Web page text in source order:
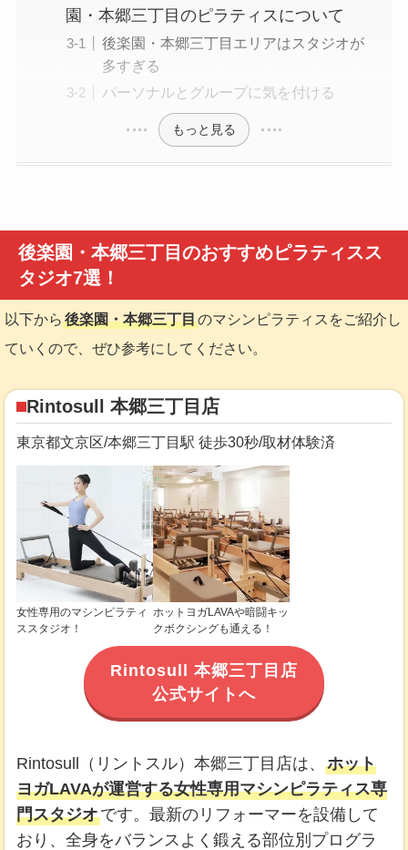
園・本郷三丁目のピラティスについて
後楽園・本郷三丁目エリアはスタジオが
多すぎる
パーソナルとグループに気を付ける
もっと見る
後楽園・本郷三丁目のおすすめピラティスス
タジオ7選！
以下から 後楽園・本郷三丁目のマシンピラティスをご紹介し
ていくので、ぜひ参考にしてください。
Rintosull 本郷三丁目店
東京都文京区/本郷三丁目駅 徒歩30秒/取材体験済
女性専用のマシンピラティ
ススタジオ！
ホットヨガLAVAや暗闘キッ
クボクシングも通える！
Rintosull 本郷三丁目店
公式サイトへ
Rintosull（リントスル）本郷三丁目店は、 ホット
ヨガLAVAが運営する女性専用マシンピラティス専
門スタジオです。最新のリフォーマーを設備して
おり、全身をバランスよく鍛える部位別プログラ